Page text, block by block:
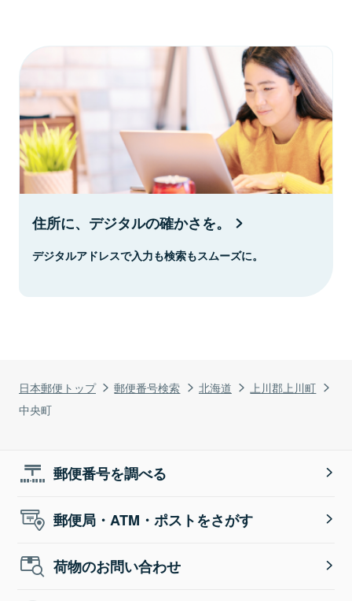
日本郵便トップ 郵便番号検索 北海道
上川郡上川町
中央町
住所に、デジタルの確かさを。
デジタルアドレスで入力も検索もスムーズに。
郵便番号を調べる
郵便局・ATM・ポストをさがす
荷物のお問い合わせ